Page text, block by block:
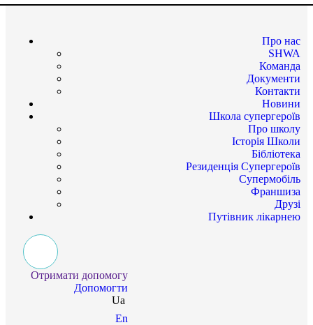
Про нас
SHWA
Команда
Документи
Контакти
Новини
Школа супергероїв
Про школу
Історія Школи
Бібліотека
Резиденція Супергероїв
Супермобіль
Франшиза
Друзі
Путівник лікарнею
Отримати допомогу
Допомогти
Ua
En